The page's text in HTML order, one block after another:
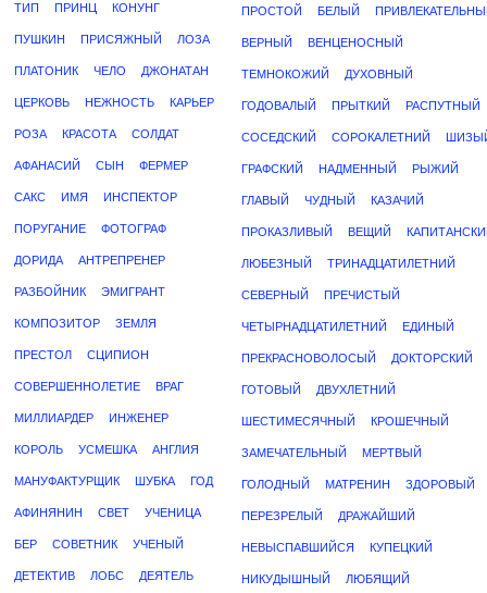
ТИП ПРИНЦ КОНУНГ
ПУШКИН ПРИСЯЖНЫЙ ЛОЗА
ПЛАТОНИК ЧЕЛО ДЖОНАТАН
ЦЕРКОВЬ НЕЖНОСТЬ КАРЬЕР
РОЗА КРАСОТА СОЛДАТ
АФАНАСИЙ СЫН ФЕРМЕР
САКС ИМЯ ИНСПЕКТОР
ПОРУГАНИЕ ФОТОГРАФ
ДОРИДА АНТРЕПРЕНЕР
РАЗБОЙНИК ЭМИГРАНТ
КОМПОЗИТОР ЗЕМЛЯ
ПРЕСТОЛ СЦИПИОН
СОВЕРШЕННОЛЕТИЕ ВРАГ
МИЛЛИАРДЕР ИНЖЕНЕР
КОРОЛЬ УСМЕШКА АНГЛИЯ
МАНУФАКТУРЩИК ШУБКА ГОД
АФИНЯНИН СВЕТ УЧЕНИЦА
БЕР СОВЕТНИК УЧЕНЫЙ
ДЕТЕКТИВ ЛОБС ДЕЯТЕЛЬ
ПРОСТОЙ БЕЛЫЙ
ВЕРНЫЙ ВЕНЦЕНОСНЫЙ
ТЕМНОКОЖИЙ ДУХОВНЫЙ
ГОДОВАЛЫЙ ПРЫТКИЙ РАСПУТНЫЙ
СОСЕДСКИЙ СОРОКАЛЕТНИЙ
ГРАФСКИЙ НАДМЕННЫЙ РЫЖИЙ
ГЛАВЫЙ ЧУДНЫЙ КАЗАЧИЙ
ПРОКАЗЛИВЫЙ ВЕЩИЙ
ЛЮБЕЗНЫЙ ТРИНАДЦАТИЛЕТНИЙ
СЕВЕРНЫЙ ПРЕЧИСТЫЙ
ЧЕТЫРНАДЦАТИЛЕТНИЙ ЕДИНЫЙ
ПРЕКРАСНОВОЛОСЫЙ ДОКТОРСКИЙ
ГОТОВЫЙ ДВУХЛЕТНИЙ
ШЕСТИМЕСЯЧНЫЙ КРОШЕЧНЫЙ
ЗАМЕЧАТЕЛЬНЫЙ МЕРТВЫЙ
ГОЛОДНЫЙ МАТРЕНИН ЗДОРОВЫЙ
ПЕРЕЗРЕЛЫЙ ДРАЖАЙШИЙ
НЕВЫСПАВШИЙСЯ КУПЕЦКИЙ
НИКУДЫШНЫЙ ЛЮБЯЩИЙ